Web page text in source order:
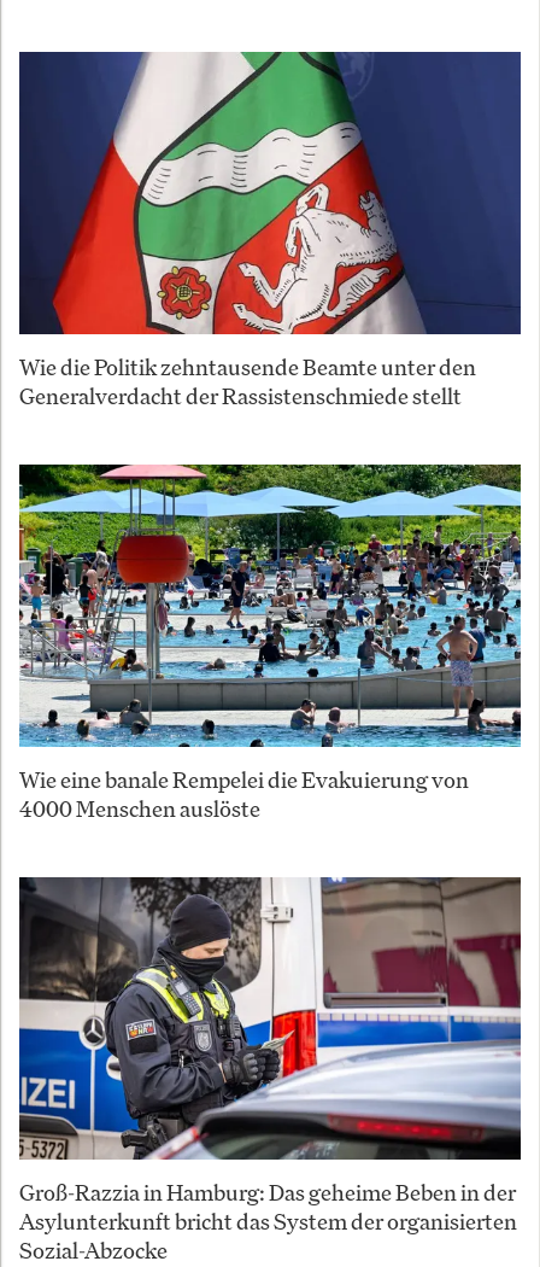
Wie die Politik zehntausende Beamte unter den
Generalverdacht der Rassistenschmiede stellt
Wie eine banale Rempelei die Evakuierung von
4000 Menschen auslöste
Groß-Razzia in Hamburg: Das geheime Beben in der
Asylunterkunft bricht das System der organisierten
Sozial-Abzocke